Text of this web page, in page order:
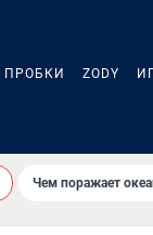
ПРОБКИ ZODY
Чем поражает